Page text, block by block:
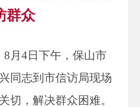
群众
月4日下午，保山市
同志到市信访局现场
切，解决群众困难。